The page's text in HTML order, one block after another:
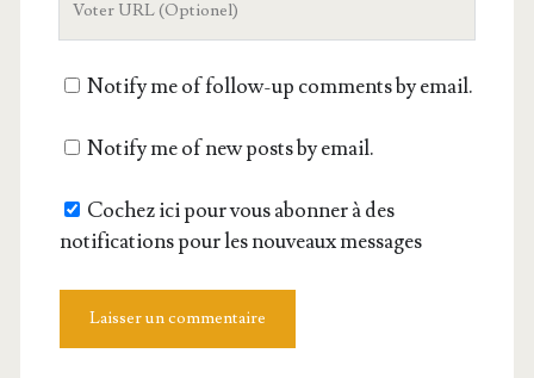
siteNotify me of follow-up comments by email.
Notify me of new posts by email.
Cochez ici pour vous abonner à des
notifications pour les nouveaux messages